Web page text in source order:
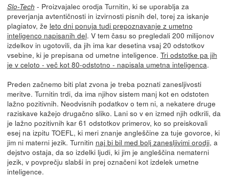
Slo-Tech - Proizvajalec orodja Turnitin, ki se uporablja za
preverjanja avtentičnosti in izvirnosti pisnih del, torej za iskanje
plagiatov, že leto dni ponuja tudi prepoznavanje z umetno
inteligenco napisanih del. V tem času so pregledali 200 milijonov
izdelkov in ugotovili, da jih ima kar desetina vsaj 20 odstotkov
vsebine, ki je prepisana od umetne inteligence. Tri odstotke pa jih
je v celoto - več kot 80-odstotno - napisala umetna inteligenca.
Preden začnemo biti plat zvona je treba poznati zanesljivosti
meritve. Turnitin trdi, da ima njihov sistem manj kot en odstoten
lažno pozitivnih. Neodvisnih podatkov o tem ni, a nekatere druge
raziskave kažejo drugačno sliko. Lani so v en izmed njih odkrili, da
je lažno pozitivnih kar 61 odstotkov primerov, ko so preiskovali
esej na izpitu TOEFL, ki meri znanje angleščine za tuje govorce, ki
jim ni materni jezik. Turnitin naj bi bil med bolj zanesljivimi orodji, a
dejstvo ostaja, da so izdelki ljudi, ki jim je angleščina nematerni
jezik, v povprečju slabši in prej označeni kot izdelek umetne
inteligence.